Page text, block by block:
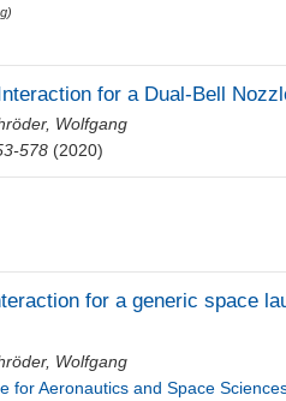
)
for a Dual-Bell
Wolfgang
578 (2020)
for a generic space
Wolfgang
for Aeronautics and Space